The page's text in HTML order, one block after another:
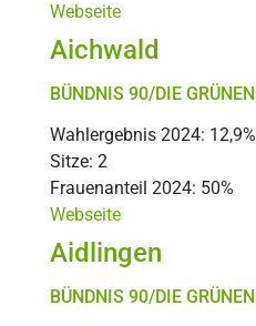
Webseite
Aichwald
BÜNDNIS 90/DIE GRÜNEN
Wahlergebnis 2024: 12,9%
Sitze: 2
Frauenanteil 2024: 50%
Webseite
Aidlingen
BÜNDNIS 90/DIE GRÜNEN